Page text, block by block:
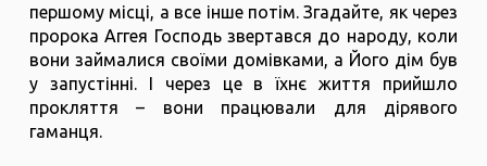
першому місці, а все інше потім. Згадайте, як через
пророка Аггея Господь звертався до народу, коли
вони займалися своїми домівками, а Його дім був
у запустінні. І через це в їхнє життя прийшло
прокляття – вони працювали для дірявого
гаманця.